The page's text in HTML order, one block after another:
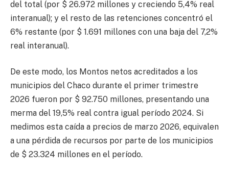
del total (por $ 26.972 millones y creciendo 5,4% real
interanual); y el resto de las retenciones concentró el
6% restante (por $ 1.691 millones con una baja del 7,2%
real interanual).
De este modo, los Montos netos acreditados a los
municipios del Chaco durante el primer trimestre
2026 fueron por $ 92.750 millones, presentando una
merma del 19,5% real contra igual período 2024. Si
medimos esta caída a precios de marzo 2026, equivalen
a una pérdida de recursos por parte de los municipios
de $ 23.324 millones en el período.